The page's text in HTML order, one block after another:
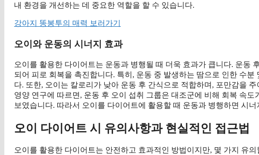
내 환경을 개선하는 데 중요한 역할을 할 수 있습니다.
강아지 똥봉투의 매력 보러가기
오이와 운동의 시너지 효과
오이를 활용한 다이어트는 운동과 병행될 때 더욱 효과가 큽니다. 운동
되어 피로 회복을 촉진합니다. 특히, 운동 중 발생하는 땀으로 인한 수분
다. 또한, 오이는 칼로리가 낮아 운동 후 간식으로 적합하며, 포만감을
영양 연구에 따르면, 운동 후 오이 섭취 그룹은 대조군에 비해 회복 속
보였습니다. 따라서 오이를 다이어트에 활용할 때 운동과 병행하면 시
오이 다이어트 시 유의사항과 현실적인 접근법
오이를 활용한 다이어트는 안전하고 효과적인 방법이지만, 몇 가지 유